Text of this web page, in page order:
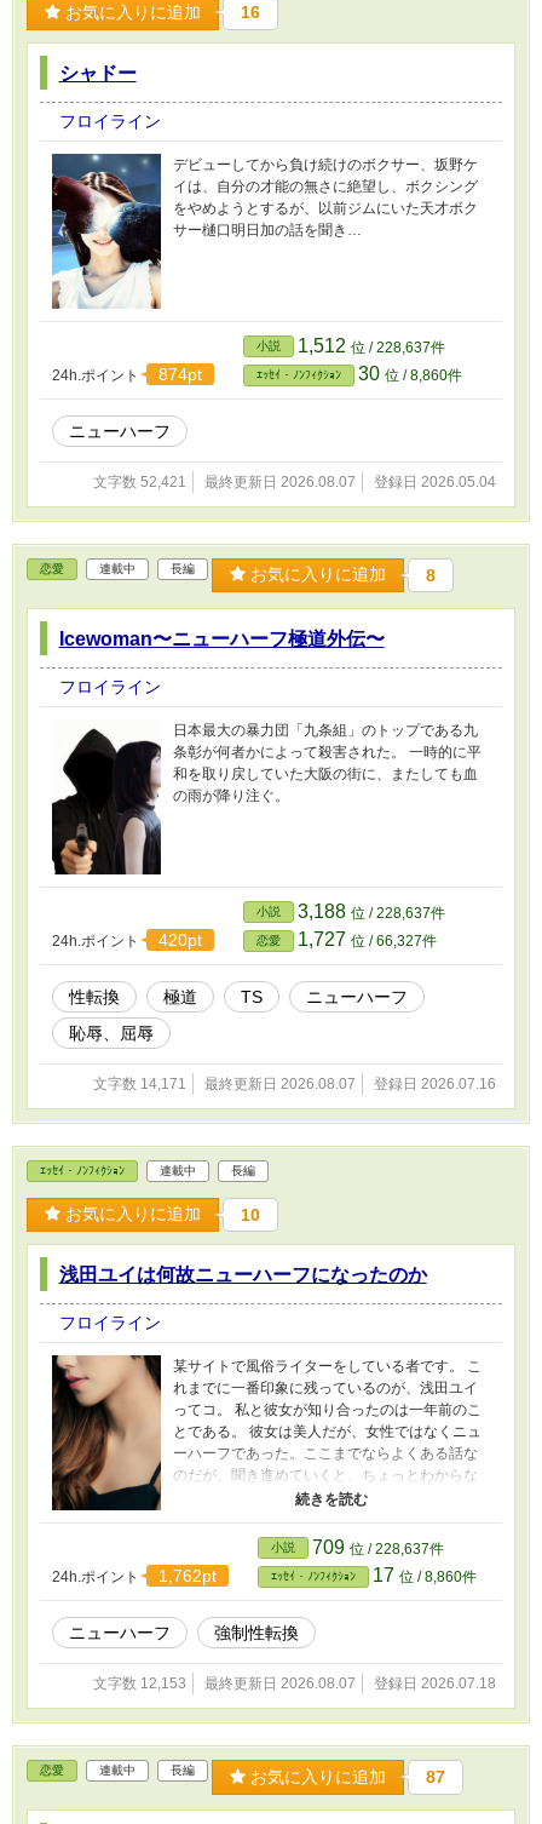
お気に入りに追加 16
シャドー
フロイライン
デビューしてから負け続けのボクサー、坂野ケ
イは、自分の才能の無さに絶望し、ボクシング
をやめようとするが、以前ジムにいた天才ボク
サー樋口明日加の話を聞き…
24h.ポイント 874pt
小説 1,512 位 / 228,637件
ｴｯｾｲ・ﾉﾝﾌｨｸｼｮﾝ 30 位 / 8,860件
ニューハーフ
文字数 52,421 最終更新日 2026.08.07 登録日 2026.05.04
恋愛 連載中 長編 お気に入りに追加 8
Icewoman〜ニューハーフ極道外伝〜
フロイライン
日本最大の暴力団「九条組」のトップである九
条彰が何者かによって殺害された。 一時的に平
和を取り戻していた大阪の街に、またしても血
の雨が降り注ぐ。
24h.ポイント 420pt
小説 3,188 位 / 228,637件
恋愛 1,727 位 / 66,327件
性転換 極道 TS
ニューハーフ
恥辱、屈辱
文字数 14,171 最終更新日 2026.08.07 登録日 2026.07.16
ｴｯｾｲ・ﾉﾝﾌｨｸｼｮﾝ 連載中 長編
お気に入りに追加 10
浅田ユイは何故ニューハーフになったのか
フロイライン
某サイトで風俗ライターをしている者です。 こ
れまでに一番印象に残っているのが、浅田ユイ
ってコ。 私と彼女が知り合ったのは一年前のこ
とである。 彼女は美人だが、女性ではなくニュ
ーハーフであった。ここまでならよくある話な
のだが、聞き進めていくと、ちょっとわからな
いことが出てくる。 彼女は、自身の性別に違和
感をもっておらず、性自認は男のままだとい
う。 では、何故にニューハーフになったのか、
興味が湧いた私は彼女に質問を重ねていくが…
24h.ポイント
1,762pt
小説 709 位 / 228,637件
ｴｯｾｲ・ﾉﾝﾌｨｸｼｮﾝ 17 位 / 8,860件
ニューハーフ 強制性転換
文字数 12,153 最終更新日 2026.08.07 登録日 2026.07.18
恋愛 連載中 長編 お気に入りに追加 87